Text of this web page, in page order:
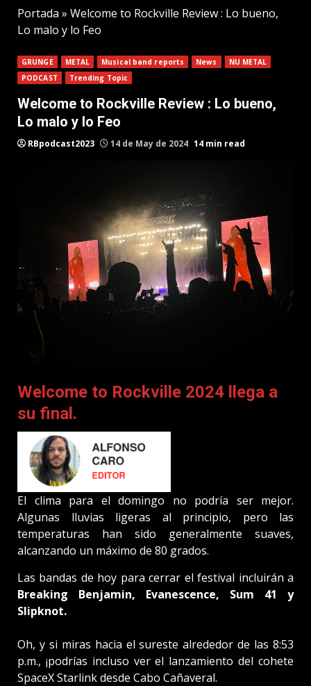
Portada » Welcome to Rockville Review : Lo bueno,
Lo malo y lo Feo
GRUNGE METAL Musical band reports News
NU METAL
PODCAST
Trending Topic
Welcome to Rockville Review : Lo bueno,
Lo malo y lo Feo
RBpodcast2023 14 de May de 2024 14 min read
Welcome to Rockville 2024 llega a
su final.
El clima para el domingo no podría ser mejor.
Algunas lluvias ligeras al principio, pero las
temperaturas han sido generalmente suaves,
alcanzando un máximo de 80 grados.
Las bandas de hoy para cerrar el festival incluirán a
Breaking Benjamin, Evanescence, Sum 41 y
Slipknot.
Oh, y si miras hacia el sureste alrededor de las 8:53
p.m., ¡podrías incluso ver el lanzamiento del cohete
SpaceX Starlink desde Cabo Cañaveral.